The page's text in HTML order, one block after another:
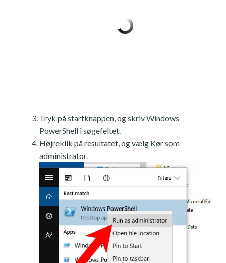
Tryk på startknappen, og skriv Windows
PowerShell i søgefeltet.
Højreklik på resultatet, og vælg Kør som
administrator.